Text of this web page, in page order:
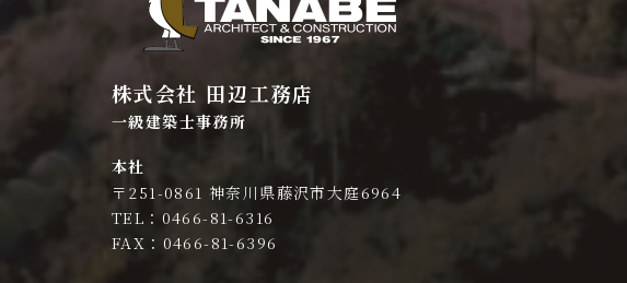
株式会社 田辺工務店
一級建築士事務所
本社
〒251-0861 神奈川県藤沢市大庭6964
TEL：0466-81-6316
FAX：0466-81-6396